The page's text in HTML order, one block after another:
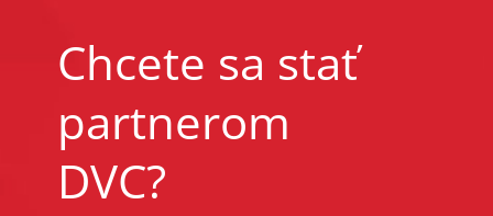
Chcete sa stať
partnerom
DVC?